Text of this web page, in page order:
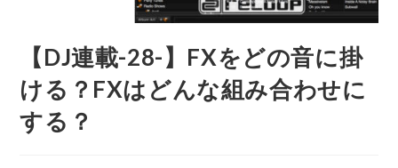
【DJ連載-28-】FXをどの音に掛
ける？FXはどんな組み合わせに
する？